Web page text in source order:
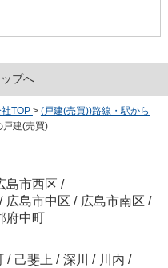
プへ
TOP > (戸建(売買))路線・駅から
戸建(売買)
島市西区 /
/ 広島市中区 / 広島市南区 /
府中町
/ 己斐上 / 深川 / 川内 /